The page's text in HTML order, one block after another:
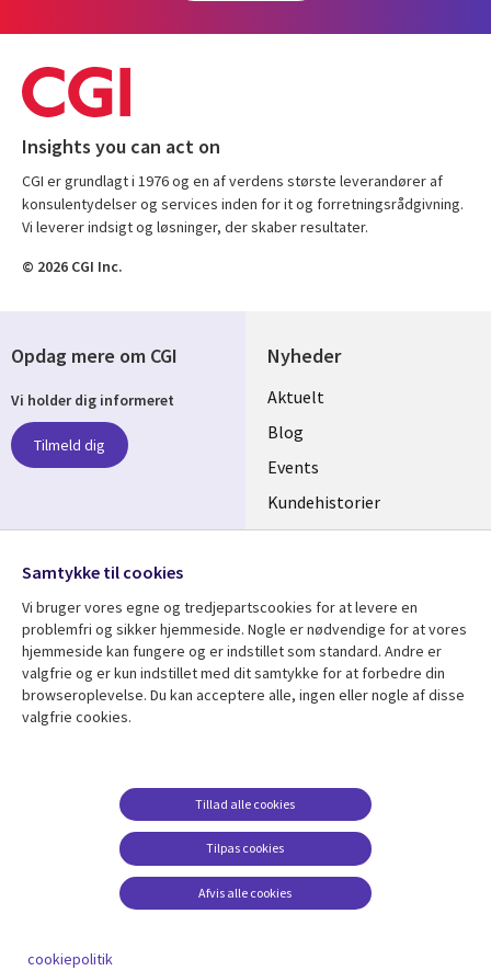
Insights you can act on
CGI er grundlagt i 1976 og en af verdens største leverandører af
konsulentydelser og services inden for it og forretningsrådgivning.
Vi leverer indsigt og løsninger, der skaber resultater.
© 2026 CGI Inc.
Nyheder
Useful
links
DENMARK
Aktuelt
Blog
Events
Kundehistorier
Videoer
Se mere
Library
DENMARK
Artikler
Kundehistorier
Support
Accessibility
Suppliers
Change consent
Opdag mere om CGI
Vi holder dig informeret
Tilmeld dig
Media
DENMARK
Samtykke til cookies
Vi bruger vores egne og tredjepartscookies for at levere en
problemfri og sikker hjemmeside. Nogle er nødvendige for at vores
hjemmeside kan fungere og er indstillet som standard. Andre er
valgfrie og er kun indstillet med dit samtykke for at forbedre din
browseroplevelse. Du kan acceptere alle, ingen eller nogle af disse
valgfrie cookies.
Tilpas cookies
Tillad alle cookies
Afvis alle cookies
cookiepolitik